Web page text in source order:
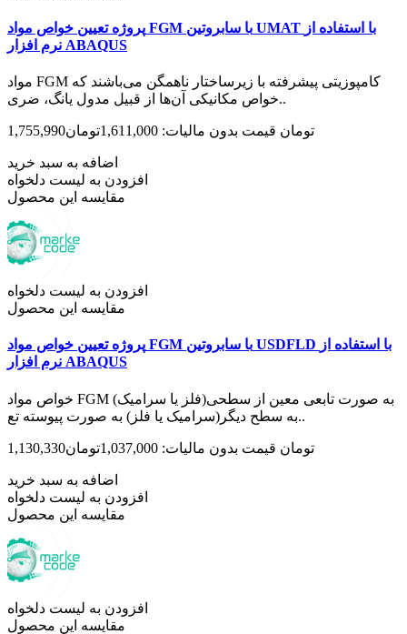
پروژه تعیین خواص مواد FGM با سابروتین UMAT با استفاده از
نرم افزار ABAQUS
مواد FGM کامپوزیتی پیشرفته با زیرساختار ناهمگن می‌باشند که
خواص مکانیکی آن‌ها از قبیل مدول یانگ، ضری..
1,755,990تومان قیمت بدون مالیات: 1,611,000تومان
اضافه به سبد خرید
افزودن به لیست دلخواه
مقایسه این محصول
افزودن به لیست دلخواه
مقایسه این محصول
پروژه تعیین خواص مواد FGM با سابروتین USDFLD با استفاده از
نرم افزار ABAQUS
خواص مواد FGM به صورت تابعی معین از سطحی(فلز یا سرامیک)
به سطح دیگر(سرامیک یا فلز) به صورت پیوسته تع..
1,130,330تومان قیمت بدون مالیات: 1,037,000تومان
اضافه به سبد خرید
افزودن به لیست دلخواه
مقایسه این محصول
افزودن به لیست دلخواه
مقایسه این محصول